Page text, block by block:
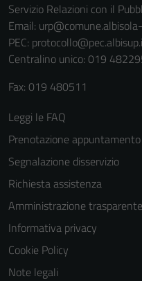
Servizio Relazioni con il
Email:
PEC:
Centralino unico: 019
Fax: 019 480511
Leggi le FAQ
Prenotazione appuntamento
Segnalazione disservizio
Richiesta assistenza
Amministrazione trasparente
Informativa privacy
Cookie Policy
Note legali